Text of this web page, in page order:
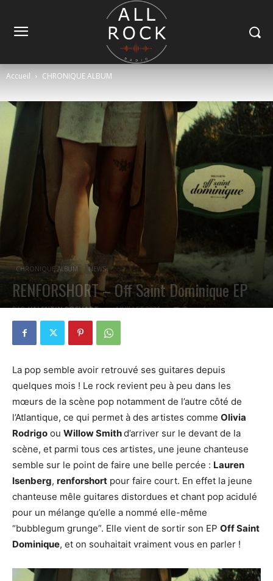
Accueil CHRONIQUE ALBUM
CHRONIQUE ALBUM NEWS
RENFORSHORT – Off Saint Dominique EP
PAR VALENTIN POCHART 4 JUILLET 2021 0
La pop semble avoir retrouvé ses guitares depuis
quelques mois ! Le rock revient peu à peu dans les
mœurs de la scène pop notamment de l’autre côté de
l’Atlantique, ce qui permet à des artistes comme Olivia
Rodrigo ou Willow Smithd’arriver sur le devant de la
scène, et parmi tous ces artistes, une jeune chanteuse
semble sur le point de faire une belle percée : Lauren
Isenberg, renforshort pour faire court. En effet la jeune
chanteuse mêle guitares distordues et chant pop acidulé
pour un mélange qu’elle a nommé elle-même
“bubblegum grunge”. Elle vient de sortir son EP Off Saint
Dominique, et on souhaitait vraiment vous en parler !